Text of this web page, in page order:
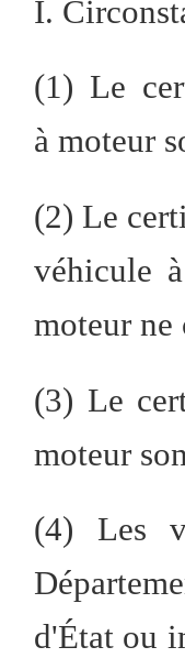
I.
(1) Le
à moteur
(2) Le
véhicule
moteur
(3) Le
moteur
(4) Les
d'État ou